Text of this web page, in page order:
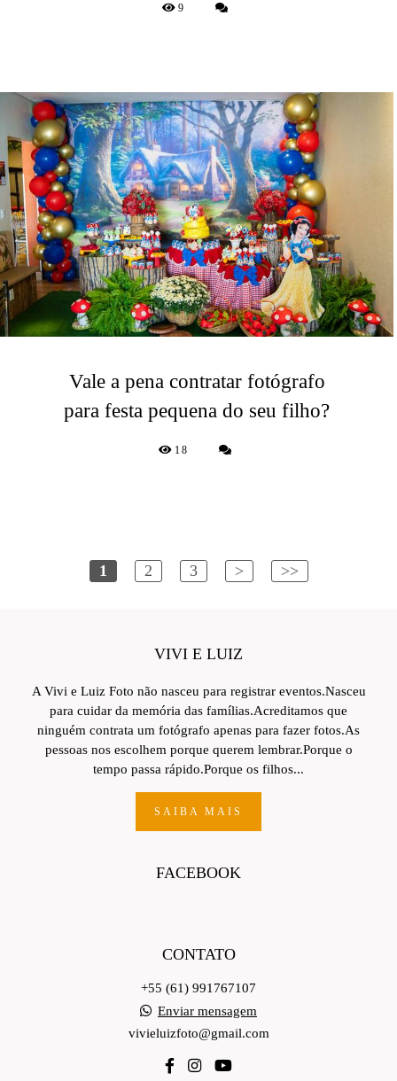
9
Vale a pena contratar fotógrafo
para festa pequena do seu filho?
18
1 2 3 > >>
VIVI E LUIZ
A Vivi e Luiz Foto não nasceu para registrar eventos.Nasceu
para cuidar da memória das famílias.Acreditamos que
ninguém contrata um fotógrafo apenas para fazer fotos.As
pessoas nos escolhem porque querem lembrar.Porque o
tempo passa rápido.Porque os filhos...
SAIBA MAIS
FACEBOOK
CONTATO
+55 (61) 991767107
Enviar mensagem
vivieluizfoto@gmail.com